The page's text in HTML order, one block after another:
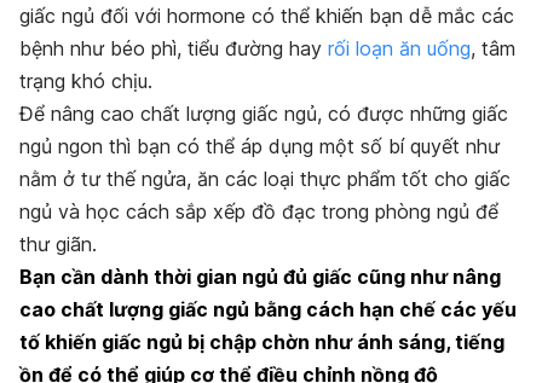
giấc ngủ đối với hormone có thể khiến bạn dễ mắc các
bệnh như béo phì, tiểu đường hay rối loạn ăn uống, tâm
trạng khó chịu.
Để nâng cao chất lượng giấc ngủ, có được những giấc
ngủ ngon thì bạn có thể áp dụng một số bí quyết như
nằm ở tư thế ngửa, ăn các loại thực phẩm tốt cho giấc
ngủ và học cách sắp xếp đồ đạc trong phòng ngủ để
thư giãn.
Bạn cần dành thời gian ngủ đủ giấc cũng như nâng
cao chất lượng giấc ngủ bằng cách hạn chế các yếu
tố khiến giấc ngủ bị chập chờn như ánh sáng, tiếng
ồn để có thể giúp cơ thể điều chỉnh nồng độ